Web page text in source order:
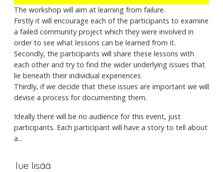
The workshop will aim at learning from failure.
Firstly it will encourage each of the participants to examine
a failed community project which they were involved in
order to see what lessons can be learned from it.
Secondly, the participants will share these lessons with
each other and try to find the wider underlying issues that
lie beneath their individual experiences
Thirdly, if we decide that these issues are important we will
devise a process for documenting them.
Ideally there will be no audience for this event, just
participants. Each participant will have a story to tell about
a...
lue lisää